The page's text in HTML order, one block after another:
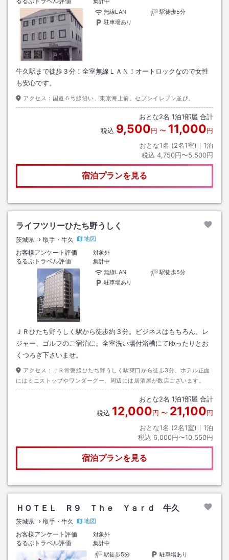
無線LAN
駅徒歩5分
駐車場あり
牛久駅まで徒歩３分！全室無線ＬＡＮ！オートロックなので女性
も安心です。
アクセス： 国道６号線沿い、東京海上前。セブンイレブン並び。
おとな2名 1泊1部屋 合計
税込 9,500円 〜 11,000円
おとな1名 (2名1室)｜ 1泊
税込 4,750円〜5,500円
宿泊プランを見る
ライフツリーひたち野うしく
茨城県 取手・牛久
地図
お客様アンケート評価
対象外
るるぶトラベル評価
集計中
無線LAN
駅徒歩5分
駐車場あり
ＪＲひたち野うしく駅から徒歩約３分。ビジネスはもちろん、レ
ジャー、ゴルフのご宿泊に。全室洗い場付浴槽にてゆったりとお
くつろぎ下さいませ。
アクセス：
ＪＲ常磐線ひたち野うしく駅東口から徒歩3分。ホテル正面
にはミニストップやワンダーグー、周辺には居酒屋が数店ございます。
おとな2名 1泊1部屋 合計
税込 12,000円 〜 21,100円
おとな1名 (2名1室)｜ 1泊
税込 6,000円〜10,550円
宿泊プランを見る
ＨＯＴＥＬ Ｒ９ Ｔｈｅ Ｙａｒｄ 牛久
茨城県 取手・牛久
地図
お客様アンケート評価
対象外
るるぶトラベル評価
集計中
駅徒歩5分
駐車場あり